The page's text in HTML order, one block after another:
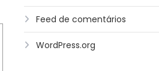
Feed de comentários
WordPress.org